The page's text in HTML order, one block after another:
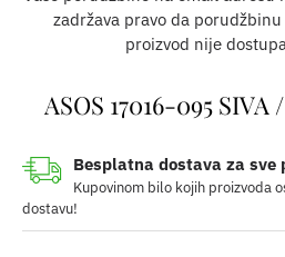
zadržava pravo da
proizvod nije
ASOS 17016-095 SIVA
Besplatna dostava za sve
Kupovinom bilo kojih proizvoda
dostavu!